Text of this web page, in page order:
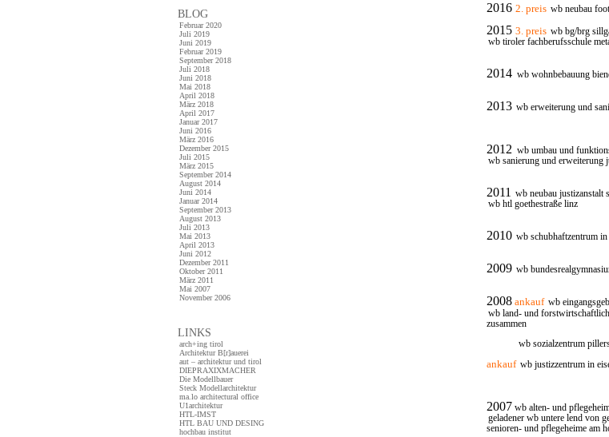
BLOG
Februar 2020
Juli 2019
Juni 2019
Februar 2019
September 2018
Juli 2018
Juni 2018
Mai 2018
April 2018
März 2018
April 2017
Januar 2017
Juni 2016
März 2016
Dezember 2015
Juli 2015
März 2015
September 2014
August 2014
Juni 2014
Januar 2014
September 2013
August 2013
Juli 2013
Mai 2013
April 2013
Juni 2012
Dezember 2011
Oktober 2011
März 2011
Mai 2007
November 2006
LINKS
arch+ing tirol
Architektur B[r]auerei
aut – architektur und tirol
DIEPRAXIXMACHER
Die Modellbauer
Steck Modellarchitektur
ma.lo architectural office
U1architektur
HTL-IMST
HTL BAU UND DESING
hochbau institut
2016 2. preis wb neubau
2015 3. preis wb bg/brg
wb tiroler fachberufsschule
2014 wb wohnbebauung
2013 wb erweiterung und
2012 wb umbau und
wb sanierung und erweiterung
2011 wb neubau justizanstalt
wb htl goethestraße linz
2010 wb schubhaftzentrum
2009 wb
2008 ankauf wb
wb land- und
zusammen
wb sozialzentrum
ankauf wb justizzentrum in
2007 wb alten- und
geladener wb untere lend von
senioren- und pflegeheime am